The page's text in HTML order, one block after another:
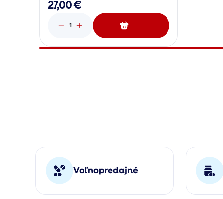
27,00 €
1
Voľnopredajné